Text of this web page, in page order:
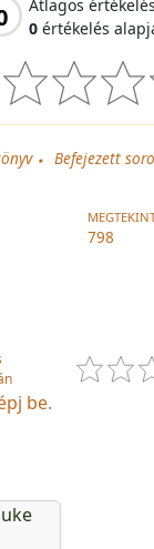
Átlagos értékelés
0 értékelés
Befejezett
798
be.